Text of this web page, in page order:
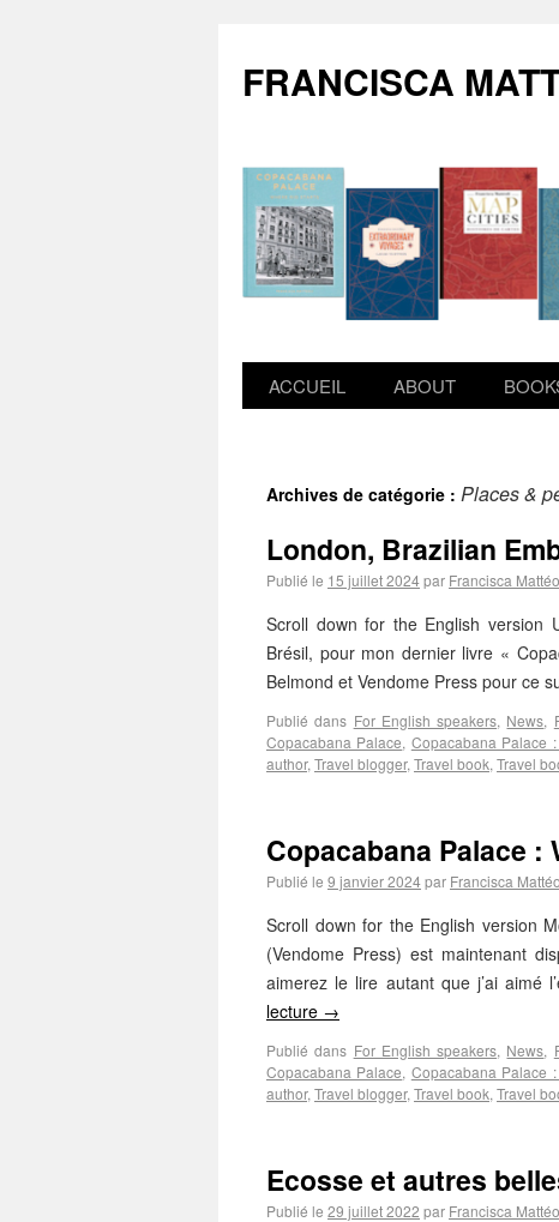
FRANCISCA
ACCUEIL ABOUT
Archives de catégorie : Places &
London, Brazilian
Publié le 15 juillet 2024par Francisca
Scroll down for the English version
Brésil, pour mon dernier livre «
Belmond et Vendome Press pour ce
Publié dans For English speakers, News,
Copacabana Palace, Copacabana Palace
author, Travel blogger, Travel book, Travel
Copacabana Palace :
Publié le 9 janvier 2024par Francisca
Scroll down for the English version
(Vendome Press) est maintenant
aimerez le lire autant que j’ai aimé
lecture →
Publié dans For English speakers, News,
Copacabana Palace, Copacabana Palace
author, Travel blogger, Travel book, Travel
Ecosse et autres
Publié le 29 juillet 2022 par Francisca